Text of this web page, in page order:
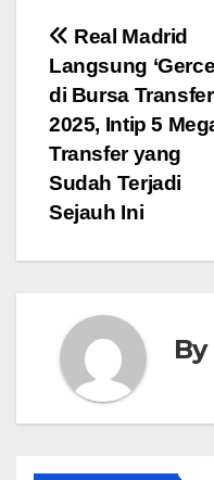
Post
Real Madrid
Langsung
di Bursa Transfer
2025, Intip 5
Transfer yang
Sudah Terjadi
Sejauh Ini
By